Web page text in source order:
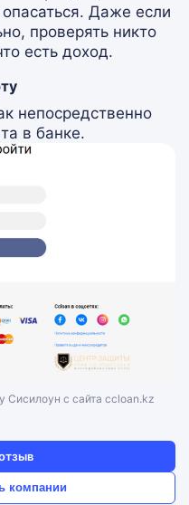
Даже если
проверять никто
есть доход.
непосредственно
в банке.
Сисилоун с сайта ccloan.kz
компании